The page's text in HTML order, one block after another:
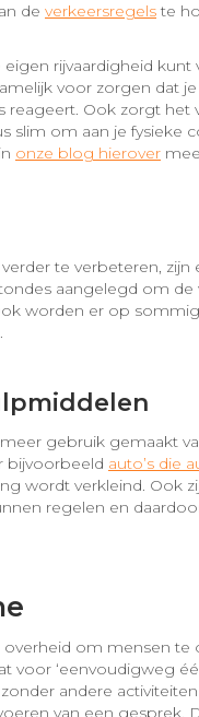
de verkeersregels te
rijvaardigheid
voor zorgen dat
reageert. Ook zorgt
slim om aan je fysieke
onze blog hierover
te verbeteren,
aangelegd om
worden er op
gebruik gemaakt
bijvoorbeeld auto’s die
wordt verkleind. Ook
regelen en
om mensen
voor ‘eenvoudigweg
andere
van een